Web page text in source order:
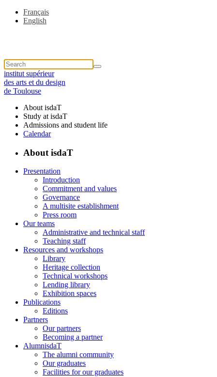
Français
English
institut supérieur
des arts et du design
de Toulouse
About isdaT
Study at isdaT
Admissions and student life
Calendar
About isdaT
Presentation
Introduction
Commitment and values
Governance
A multisite establishment
Press room
Our teams
Administrative and technical staff
Teaching staff
Resources and workshops
Library
Heritage collection
Technical workshops
Lending library
Exhibition spaces
Publications
Editions
Partners
Our partners
Becoming a partner
AlumnisdaT
The alumni community
Our graduates
Facilities for our graduates